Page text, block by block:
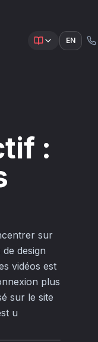
EN
:
sur
design
vidéos est
plus
sur le site
u